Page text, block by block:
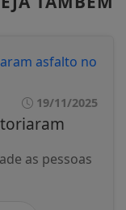
19/11/2025
as pessoas